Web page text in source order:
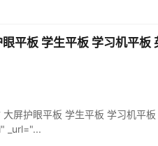
平板 学生平板 学习机平
屏护眼平板 学生平板 学习机平
_url="...